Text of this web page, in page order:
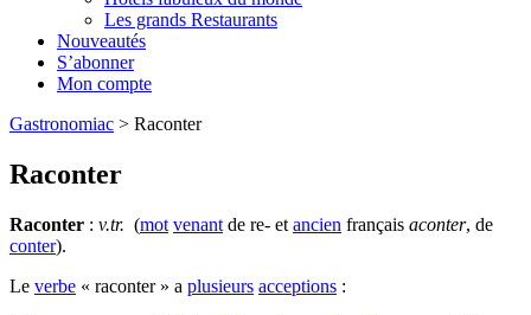
Les grands Restaurants
Nouveautés
S’abonner
Mon compte
Gastronomiac > Raconter
Raconter
Raconter : v.tr. (mot venant de re- et ancien français aconter, de
conter).
Le verbe « raconter » a plusieurs acceptions :